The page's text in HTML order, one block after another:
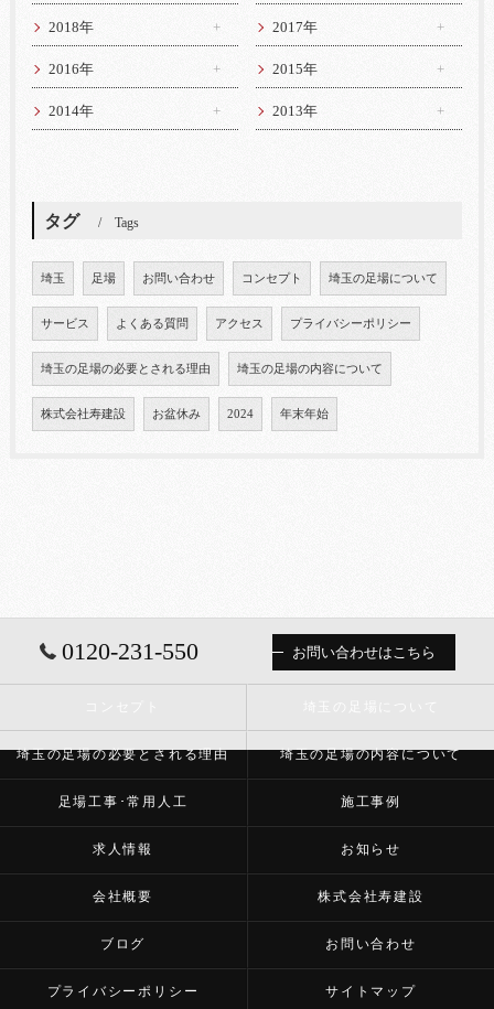
2018年 2017年
2016年 2015年
2014年 2013年
タグ Tags
埼玉 足場 お問い合わせ コンセプト 埼玉の足場について
サービス よくある質問 アクセス プライバシーポリシー
埼玉の足場の必要とされる理由 埼玉の足場の内容について
株式会社寿建設 お盆休み 2024 年末年始
0120-231-550 お問い合わせはこちら
埼玉の足場の必要とされる理由 埼玉の足場の内容について
足場工事･常用人工 施工事例
求人情報 お知らせ
会社概要 株式会社寿建設
ブログ お問い合わせ
プライバシーポリシー サイトマップ